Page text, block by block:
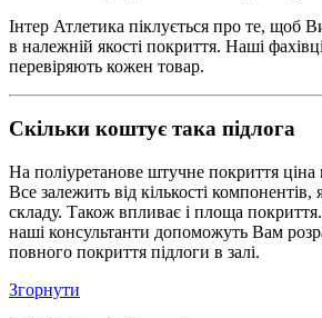
Інтер Атлетика піклується про те, щоб
в належній якості покриття. Наші
перевіряють кожен товар.
Скільки коштує така підлога
На поліуретанове штучне покриття
Все залежить від кількості компонентів,
складу. Також впливає і площа
наші консультанти допоможуть Вам
повного покриття підлоги в залі.
Згорнути